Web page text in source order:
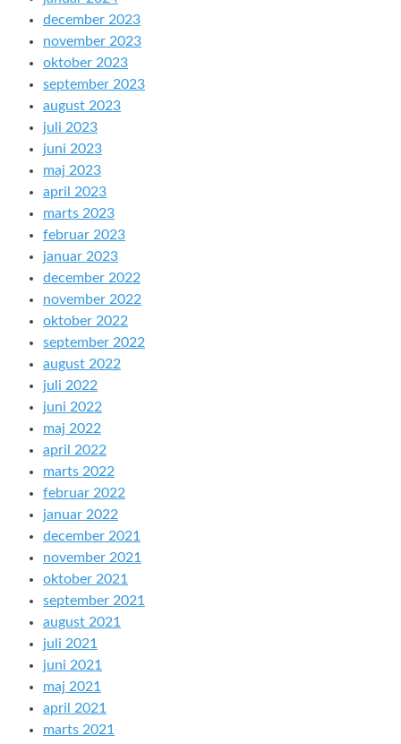
december 2023
november 2023
oktober 2023
september 2023
august 2023
juli 2023
juni 2023
maj 2023
april 2023
marts 2023
februar 2023
januar 2023
december 2022
november 2022
oktober 2022
september 2022
august 2022
juli 2022
juni 2022
maj 2022
april 2022
marts 2022
februar 2022
januar 2022
december 2021
november 2021
oktober 2021
september 2021
august 2021
juli 2021
juni 2021
maj 2021
april 2021
marts 2021